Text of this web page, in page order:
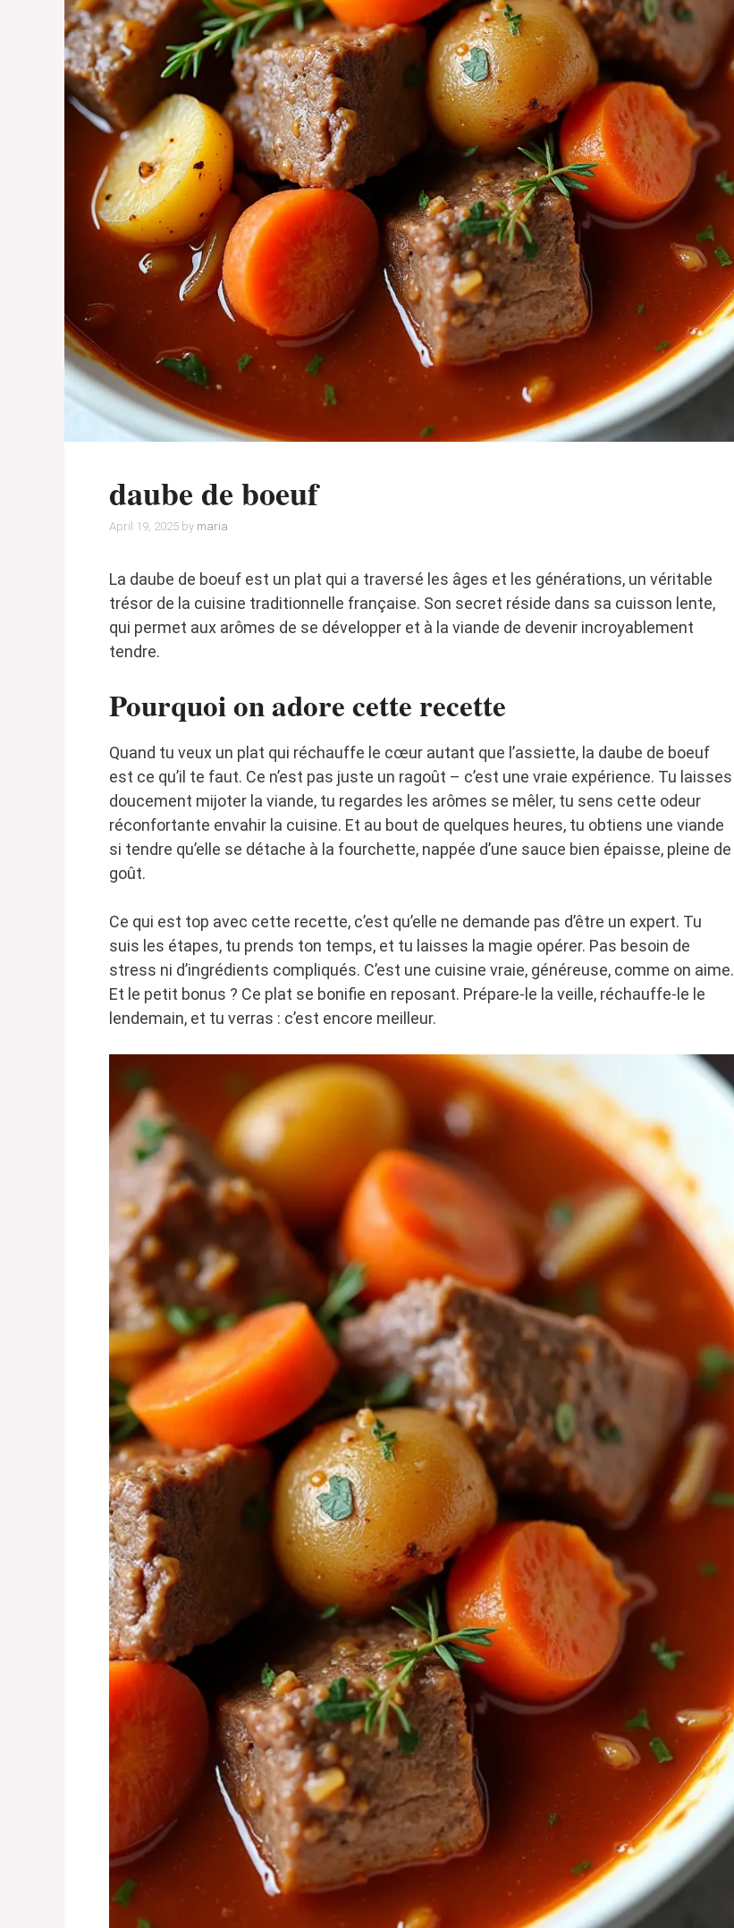
daube de boeuf
April 19, 2025 by maria
La daube de boeuf est un plat qui a traversé les âges et les générations, un véritable
trésor de la cuisine traditionnelle française. Son secret réside dans sa cuisson lente,
qui permet aux arômes de se développer et à la viande de devenir incroyablement
tendre.
Pourquoi on adore cette recette
Quand tu veux un plat qui réchauffe le cœur autant que l’assiette, la daube de boeuf
est ce qu’il te faut. Ce n’est pas juste un ragoût – c’est une vraie expérience. Tu laisses
doucement mijoter la viande, tu regardes les arômes se mêler, tu sens cette odeur
réconfortante envahir la cuisine. Et au bout de quelques heures, tu obtiens une viande
si tendre qu’elle se détache à la fourchette, nappée d’une sauce bien épaisse, pleine de
goût.
Ce qui est top avec cette recette, c’est qu’elle ne demande pas d’être un expert. Tu
suis les étapes, tu prends ton temps, et tu laisses la magie opérer. Pas besoin de
stress ni d’ingrédients compliqués. C’est une cuisine vraie, généreuse, comme on aime.
Et le petit bonus ? Ce plat se bonifie en reposant. Prépare-le la veille, réchauffe-le le
lendemain, et tu verras : c’est encore meilleur.